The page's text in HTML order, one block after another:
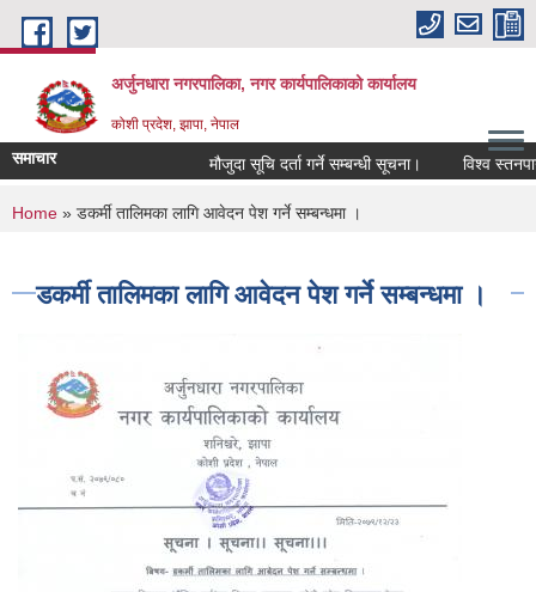
Skip to main content
अर्जुनधारा नगरपालिका, नगर कार्यपालिकाको कार्यालय
कोशी प्रदेश, झापा, नेपाल
समाचार मौजुदा सूचि दर्ता गर्ने सम्बन्धी सूचना। विश्व
You are here
Home » डकर्मी तालिमका लागि आवेदन पेश गर्ने सम्बन्धमा ।
डकर्मी तालिमका लागि आवेदन पेश गर्ने सम्बन्धमा ।